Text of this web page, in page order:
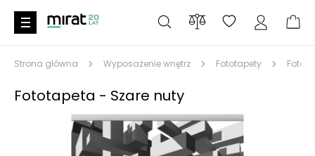
Strona główna Wyposażenie wnętrz Fototapety
Fototapeta - Szare nuty